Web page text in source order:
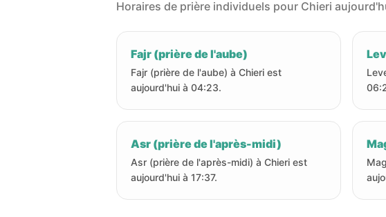
Horaires de prière individuels pour Chieri
Fajr (prière de l'aube)
Fajr (prière de l'aube) à Chieri est
aujourd'hui à 04:23.
Asr (prière de l'après-midi)
Asr (prière de l'après-midi) à Chieri est
aujourd'hui à 17:37.